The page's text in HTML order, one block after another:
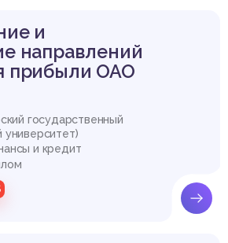
и
направлений
прибыли ОАО
государственный
университет)
и кредит